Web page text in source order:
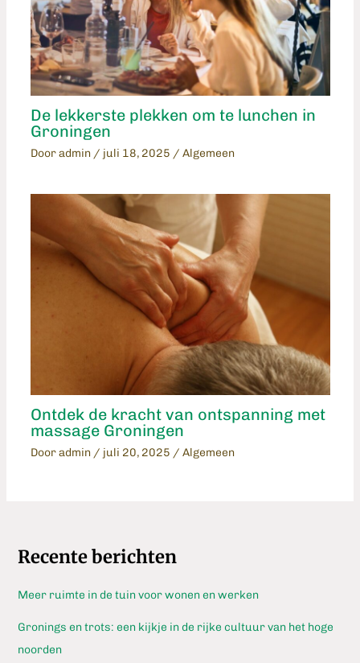
De lekkerste plekken om te lunchen in
Groningen
Door admin / juli 18, 2025 / Algemeen
Ontdek de kracht van ontspanning met
massage Groningen
Door admin / juli 20, 2025 / Algemeen
Recente berichten
Meer ruimte in de tuin voor wonen en werken
Gronings en trots: een kijkje in de rijke cultuur van het hoge
noorden